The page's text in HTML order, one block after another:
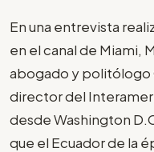
En una entrevista
en el canal de Miami,
abogado y politólogo
director del
desde Washington
que el Ecuador de la